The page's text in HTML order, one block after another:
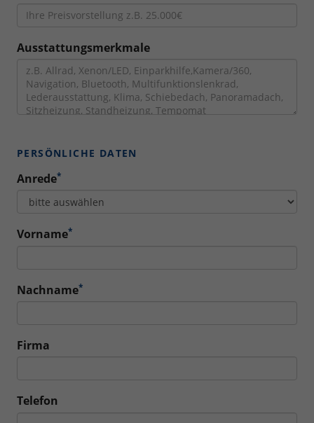
Ausstattungsmerkmale
PERSÖNLICHE DATEN
Anrede*
Vorname*
Nachname*
Firma
Telefon